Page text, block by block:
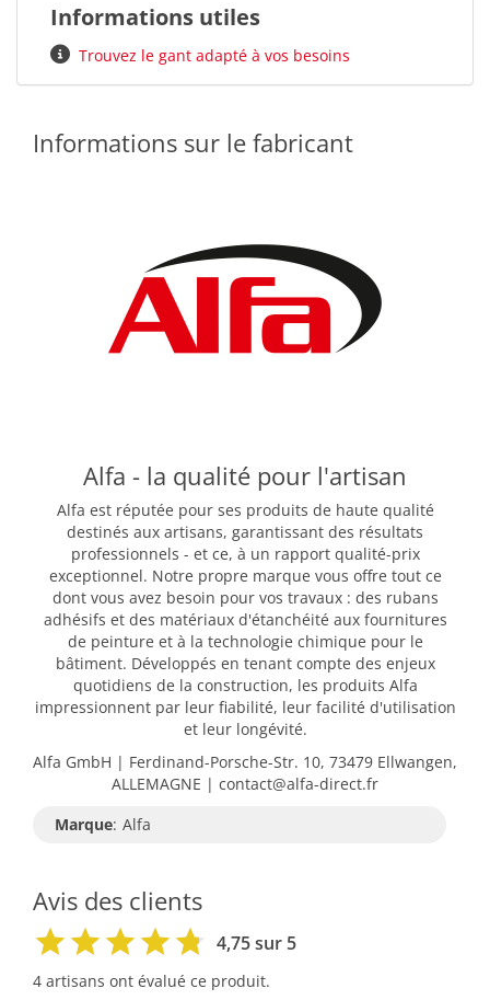
Informations utiles
Trouvez le gant adapté à vos besoins
Informations sur le fabricant
Alfa - la qualité pour l'artisan
Alfa est réputée pour ses produits de haute qualité
destinés aux artisans, garantissant des résultats
professionnels - et ce, à un rapport qualité-prix
exceptionnel. Notre propre marque vous offre tout ce
dont vous avez besoin pour vos travaux : des rubans
adhésifs et des matériaux d'étanchéité aux fournitures
de peinture et à la technologie chimique pour le
bâtiment. Développés en tenant compte des enjeux
quotidiens de la construction, les produits Alfa
impressionnent par leur fiabilité, leur facilité d'utilisation
et leur longévité.
Alfa GmbH | Ferdinand-Porsche-Str. 10, 73479 Ellwangen,
ALLEMAGNE | contact@alfa-direct.fr
Marque: Alfa
Avis des clients
4,75 sur 5
4 artisans ont évalué ce produit.